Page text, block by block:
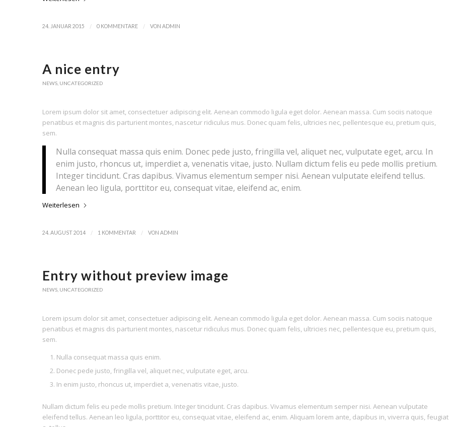
24. JANUAR 2015 / 0 KOMMENTARE / VON ADMIN
A nice entry
NEWS, UNCATEGORIZED
Lorem ipsum dolor sit amet, consectetuer adipiscing elit. Aenean commodo ligula eget dolor. Aenean massa. Cum sociis natoque
penatibus et magnis dis parturient montes, nascetur ridiculus mus. Donec quam felis, ultricies nec, pellentesque eu, pretium quis,
sem.
Nulla consequat massa quis enim. Donec pede justo, fringilla vel, aliquet nec, vulputate eget, arcu. In
enim justo, rhoncus ut, imperdiet a, venenatis vitae, justo. Nullam dictum felis eu pede mollis pretium.
Integer tincidunt. Cras dapibus. Vivamus elementum semper nisi. Aenean vulputate eleifend tellus.
Aenean leo ligula, porttitor eu, consequat vitae, eleifend ac, enim.
Weiterlesen
24. AUGUST 2014 / 1 KOMMENTAR / VON ADMIN
Entry without preview image
NEWS, UNCATEGORIZED
Lorem ipsum dolor sit amet, consectetuer adipiscing elit. Aenean commodo ligula eget dolor. Aenean massa. Cum sociis natoque
penatibus et magnis dis parturient montes, nascetur ridiculus mus. Donec quam felis, ultricies nec, pellentesque eu, pretium quis,
sem.
Nulla consequat massa quis enim.
Donec pede justo, fringilla vel, aliquet nec, vulputate eget, arcu.
In enim justo, rhoncus ut, imperdiet a, venenatis vitae, justo.
Nullam dictum felis eu pede mollis pretium. Integer tincidunt. Cras dapibus. Vivamus elementum semper nisi. Aenean vulputate
eleifend tellus. Aenean leo ligula, porttitor eu, consequat vitae, eleifend ac, enim. Aliquam lorem ante, dapibus in, viverra quis, feugiat